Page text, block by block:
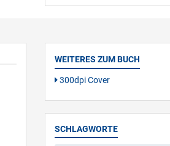
WEITERES ZUM BUCH
300dpi Cover
SCHLAGWORTE